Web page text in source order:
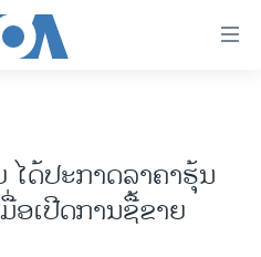
ລັດ 2024
ໄດ້ປະກາດລາຄາຮຸ້ນ
ອເປີດການຊື້ຂາຍ